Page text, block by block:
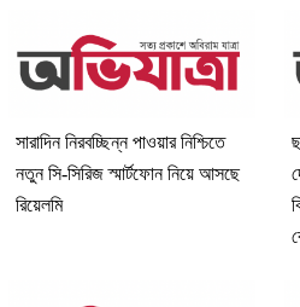
সারাদিন নিরবচ্ছিন্ন পাওয়ার নিশ্চিতে
নতুন সি-সিরিজ স্মার্টফোন নিয়ে আসছে
রিয়েলমি